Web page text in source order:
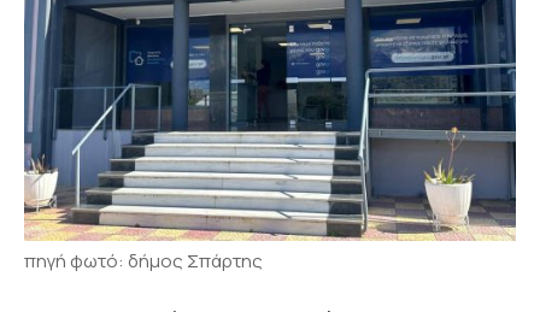
πηγή φωτό: δήμος Σπάρτης